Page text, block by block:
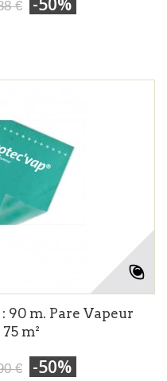
€
90 m. Pare Vapeur
m²
€ -50%